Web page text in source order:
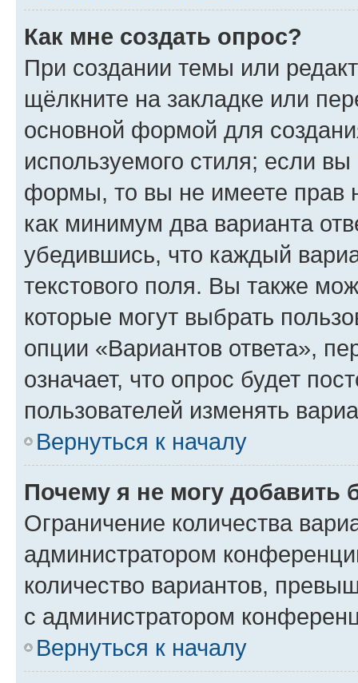
Как мне создать опрос?
При создании темы или
щёлкните на закладке или
основной формой для
используемого стиля; если
формы, то вы не имеете прав
как минимум два варианта
убедившись, что каждый
текстового поля. Вы также
которые могут выбрать
опции «Вариантов ответа»,
означает, что опрос будет
пользователей изменять
Вернуться к началу
Почему я не могу добавить
Ограничение количества
администратором
количество вариантов,
с администратором
Вернуться к началу